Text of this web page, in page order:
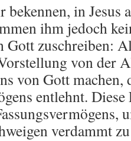
in Jesus
ihm jedoch
Gott zuschreiben:
von der
von Gott machen,
entlehnt.
verdammt